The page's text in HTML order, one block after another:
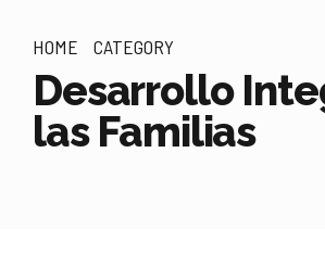
HOME CATEGORY
Desarrollo
las Familias